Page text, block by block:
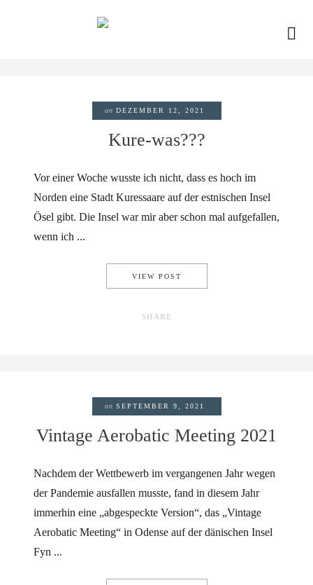
on DEZEMBER 12, 2021
Kure-was???
Vor einer Woche wusste ich nicht, dass es hoch im
Norden eine Stadt Kuressaare auf der estnischen Insel
Ösel gibt. Die Insel war mir aber schon mal aufgefallen,
wenn ich ...
VIEW POST
SHARE
on SEPTEMBER 9, 2021
Vintage Aerobatic Meeting 2021
Nachdem der Wettbewerb im vergangenen Jahr wegen
der Pandemie ausfallen musste, fand in diesem Jahr
immerhin eine „abgespeckte Version“, das „Vintage
Aerobatic Meeting“ in Odense auf der dänischen Insel
Fyn ...